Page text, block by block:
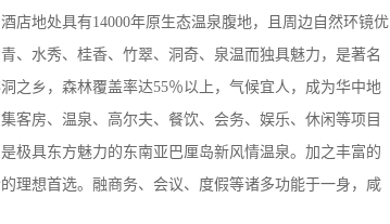
店地处具有14000年原生态温泉腹地，且周边自然环镜优
、水秀、桂香、竹翠、洞奇、泉温而独具魅力，是著名
之乡，森林覆盖率达55％以上，气候宜人，成为华中地
客房、温泉、高尔夫、餐饮、会务、娱乐、休闲等项目
极具东方魅力的东南亚巴厘岛新风情温泉。加之丰富的
理想首选。融商务、会议、度假等诸多功能于一身，咸